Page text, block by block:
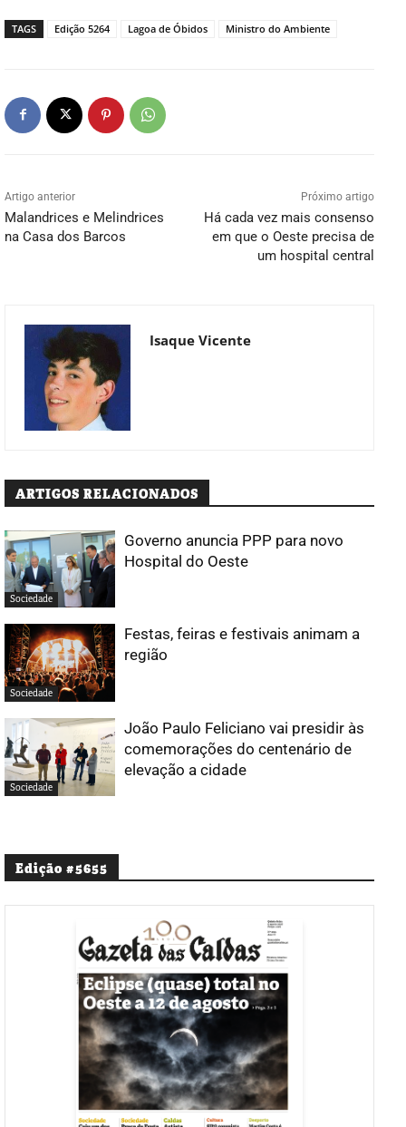
TAGS Edição 5264 Lagoa de Óbidos Ministro do Ambiente
Artigo anterior
Malandrices e Melindrices
na Casa dos Barcos
Próximo artigo
Há cada vez mais consenso
em que o Oeste precisa de
um hospital central
Isaque Vicente
ARTIGOS RELACIONADOS
Sociedade
Governo anuncia PPP para novo
Hospital do Oeste
Sociedade
Festas, feiras e festivais animam a
região
Sociedade
João Paulo Feliciano vai presidir às
comemorações do centenário de
elevação a cidade
Edição #5655